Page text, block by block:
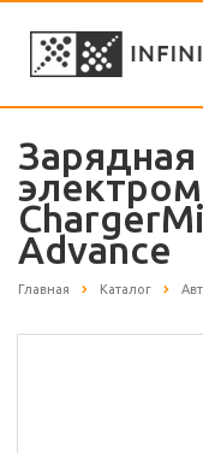
Advance
Главная Каталог